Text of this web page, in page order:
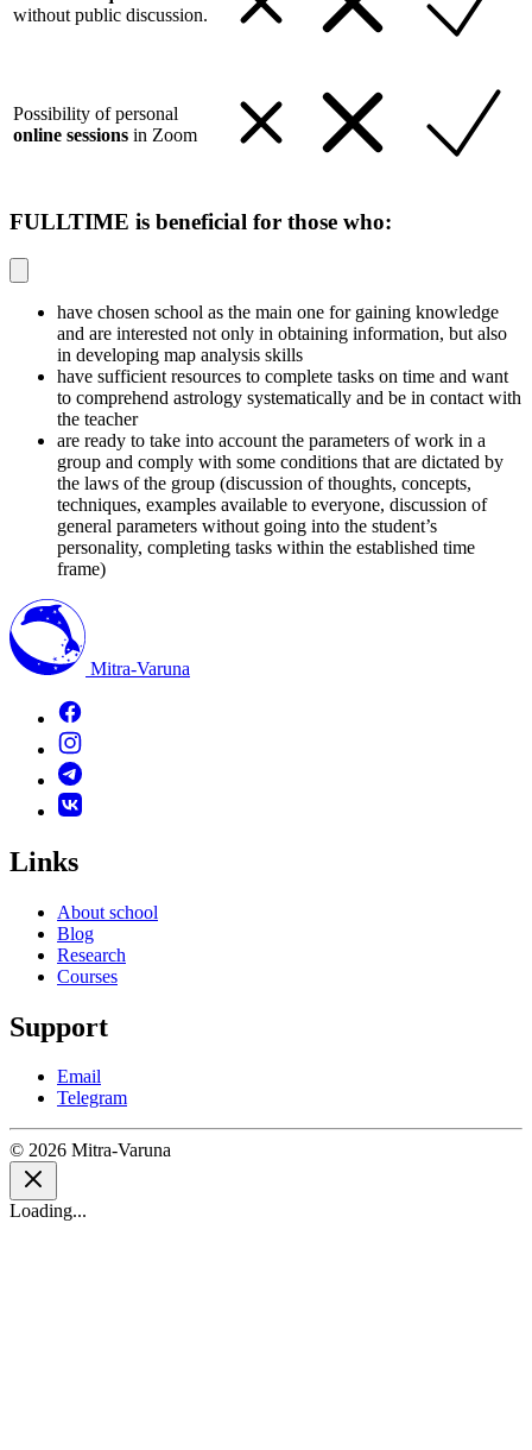
without public discussion.
Possibility of personal
online sessions in Zoom
FULLTIME is beneficial for those who:
have chosen school as the main one for gaining knowledge
and are interested not only in obtaining information, but also
in developing map analysis skills
have sufficient resources to complete tasks on time and want
to comprehend astrology systematically and be in contact with
the teacher
are ready to take into account the parameters of work in a
group and comply with some conditions that are dictated by
the laws of the group (discussion of thoughts, concepts,
techniques, examples available to everyone, discussion of
general parameters without going into the student’s
personality, completing tasks within the established time
frame)
Mitra-Varuna
Links
About school
Blog
Research
Courses
Support
Email
Telegram
© 2026 Mitra-Varuna
Loading...